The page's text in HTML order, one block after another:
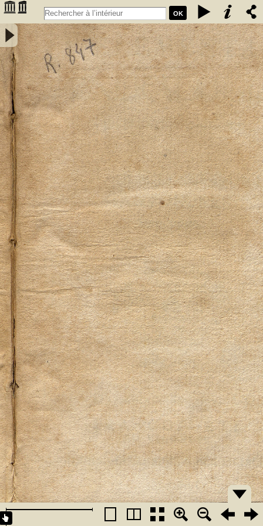
OK
Elementa mineralogiae systematice disposita a Friderico Augusto
Cartheuser med. doct. - Cartheuser, Friedrich August (1734-1796)